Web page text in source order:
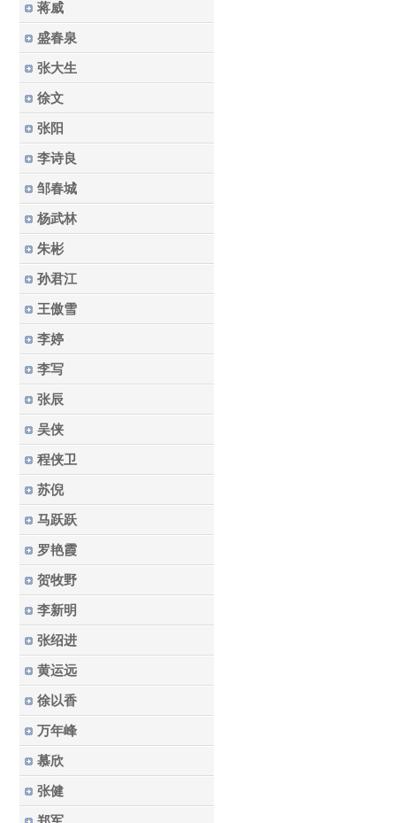
蒋威
盛春泉
张大生
徐文
张阳
李诗良
邹春城
杨武林
朱彬
孙君江
王傲雪
李婷
李写
张辰
吴侠
程侠卫
苏倪
马跃跃
罗艳霞
贺牧野
李新明
张绍进
黄运远
徐以香
万年峰
慕欣
张健